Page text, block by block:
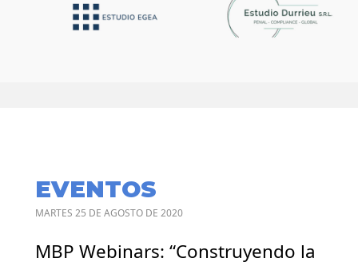
EVENTOS
MARTES 25 DE AGOSTO DE 2020
MBP Webinars: “Construyendo la